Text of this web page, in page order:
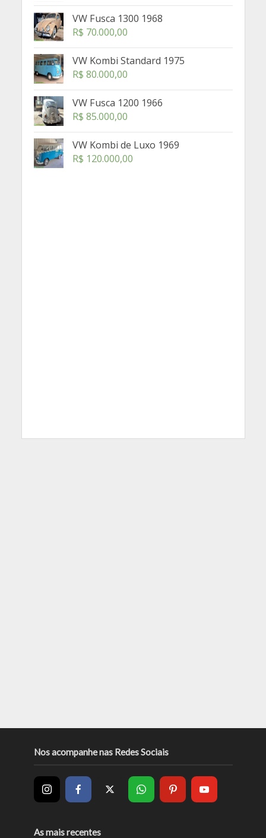
VW Fusca 1300 1968
R$ 70.000,00
VW Kombi Standard 1975
R$ 80.000,00
VW Fusca 1200 1966
R$ 85.000,00
VW Kombi de Luxo 1969
R$ 120.000,00
Nos acompanhe nas Redes Sociais
As mais recentes